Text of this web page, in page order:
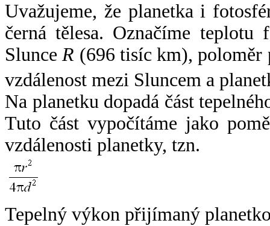
Uvažujeme, že planetka i
černá tělesa. Označíme
SlunceR (696 tisíc km),
vzdálenost mezi Sluncem a
Na planetku dopadá část
Tuto část vypočítáme jako
vzdálenosti planetky, tzn.
Tepelný výkon přijímaný